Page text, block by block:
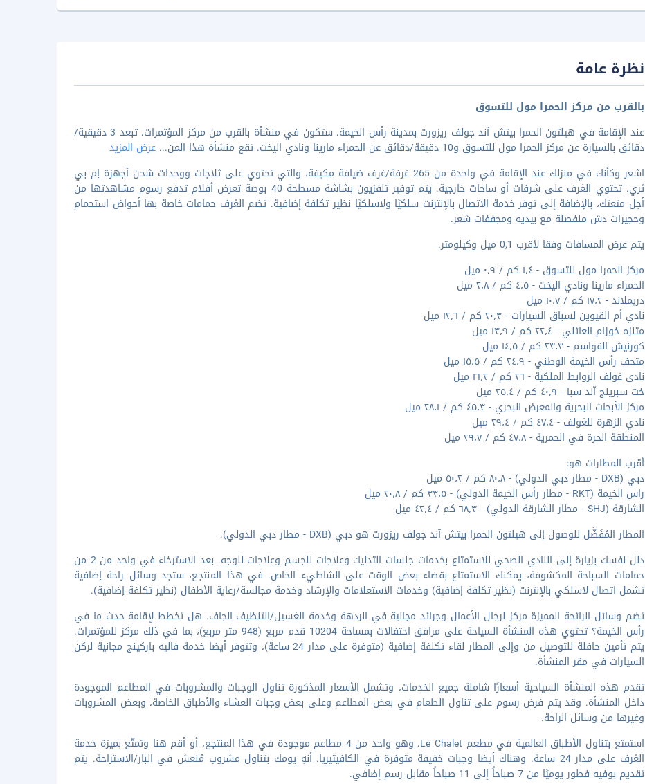
نظرة عامة
بالقرب من مركز الحمرا مول للتسوق
عند الإقامة في هيلتون الحمرا بيتش آند جولف ريزورت بمدينة رأس الخيمة، ستكون في منشأة بالقرب من مركز المؤتمرات، تبعد 3 دقيقية/
دقائق بالسيارة عن مركز الحمرا مول للتسوق و10 دقيقة/دقائق عن الحمراء مارينا ونادي اليخت. تقع منشأة هذا المن
...عرض المزيد
اشعر وكأنك في منزلك عند الإقامة في واحدة من 265 غرفة/غرف ضيافة مكيفة، والتي تحتوي على ثلاجات ووحدات شحن أجهزة إم بي
ثري. تحتوي الغرف على شرفات أو ساحات خارجية. يتم توفير تلفزيون بشاشة مسطحة 40 بوصة تعرض أفلام تدفع رسوم مشاهدتها من
أجل متعتك، بالإضافة إلى توفر خدمة الاتصال بالإنترنت سلكيًا ولاسلكيًا نظير تكلفة إضافية. تضم الغرف حمامات خاصة بها أحواض استحمام
وحجيرات دش منفصلة مع بيديه ومجففات شعر.
يتم عرض المسافات وفقا لأقرب 0,1 ميل وكيلومتر.
مركز الحمرا مول للتسوق - ١٫٤ كم / ٠٫٩ ميل
الحمراء مارينا ونادي اليخت - ٤٫٥ كم / ٢٫٨ ميل
دريملاند - ١٧٫٢ كم / ١٠٫٧ ميل
نادي أم القيوين لسباق السيارات - ٢٠٫٣ كم / ١٢٫٦ ميل
متنزه خوزام العائلي - ٢٢٫٤ كم / ١٣٫٩ ميل
كورنيش القواسم - ٢٣٫٣ كم / ١٤٫٥ ميل
متحف رأس الخيمة الوطني - ٢٤٫٩ كم / ١٥٫٥ ميل
نادى غولف الروابط الملكية - ٢٦ كم / ١٦٫٢ ميل
خت سبرينج آند سبا - ٤٠٫٩ كم / ٢٥٫٤ ميل
مركز الأبحاث البحرية والمعرض البحري - ٤٥٫٣ كم / ٢٨٫١ ميل
نادي الزهرة للغولف - ٤٧٫٤ كم / ٢٩٫٤ ميل
المنطقة الحرة في الحمرية - ٤٧٫٨ كم / ٢٩٫٧ ميل
أقرب المطارات هو:
دبي (DXB - مطار دبي الدولي) - ٨٠٫٨ كم / ٥٠٫٢ ميل
راس الخيمة (RKT - مطار رأس الخيمة الدولي) - ٣٣٫٥ كم / ٢٠٫٨ ميل
الشارقة (SHJ - مطار الشارقة الدولي) - ٦٨٫٣ كم / ٤٢٫٤ ميل
المطار المُفَضَّل للوصول إلى هيلتون الحمرا بيتش آند جولف ريزورت هو دبي (DXB - مطار دبي الدولي).
دلل نفسك بزيارة إلى النادي الصحي للاستمتاع بخدمات جلسات التدليك وعلاجات للجسم وعلاجات للوجه. بعد الاسترخاء في واحد من 2 من
حمامات السباحة المكشوفة، يمكنك الاستمتاع بقضاء بعض الوقت على الشاطيء الخاص. في هذا المنتجع، ستجد وسائل راحة إضافية
تشمل اتصال لاسلكي بالإنترنت (نظير تكلفة إضافية) وخدمات الاستعلامات والإرشاد وخدمة مجالسة/رعاية الأطفال (نظير تكلفة إضافية).
تضم وسائل الرائحة المميزة مركز لرجال الأعمال وجرائد مجانية في الردهة وخدمة الغسيل/التنظيف الجاف. هل تخطط لإقامة حدث ما في
رأس الخيمة؟ تحتوي هذه المنشأة السياحة على مرافق احتفالات بمساحة 10204 قدم مربع (948 متر مربع)، بما في ذلك مركز للمؤتمرات.
يتم تأمين حافلة للتوصيل من وإلى المطار لقاء تكلفة إضافية (متوفرة على مدار 24 ساعة)، وتتوفر أيضا خدمة فاليه باركينج مجانية لركن
السيارات في مقر المنشأة.
تقدم هذه المنشأة السياحية أسعارًا شاملة جميع الخدمات، وتشمل الأسعار المذكورة تناول الوجبات والمشروبات في المطاعم الموجودة
داخل المنشأة. وقد يتم فرض رسوم على تناول الطعام في بعض المطاعم وعلى بعض وجبات العشاء والأطباق الخاصة، وبعض المشروبات
وغيرها من وسائل الراحة.
استمتع بتناول الأطباق العالمية في مطعم Le Chalet، وهو واحد من 4 مطاعم موجودة في هذا المنتجع، أو أقم هنا وتمتّع بميزة خدمة
الغرف على مدار 24 ساعة. وهناك أيضا وجبات خفيفة متوفرة في الكافيتيريا. أنهِ يومك بتناول مشروب مُنعش في البار/الاستراحة. يتم
تقديم بوفيه فطور يوميًا من 7 صباحاً إلى 11 صباحاً مقابل رسم إضافي.